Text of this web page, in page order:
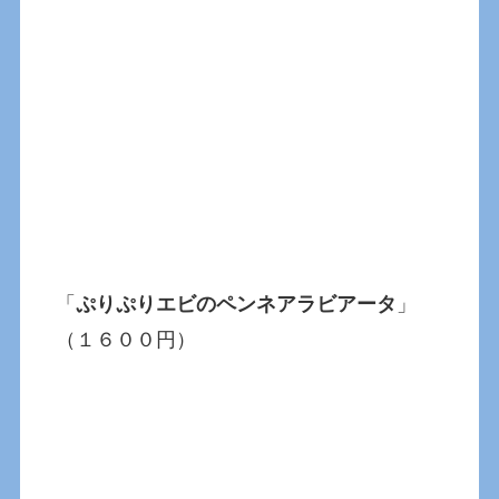
「ぷりぷりエビのペンネアラビアータ 」
（１６００円）